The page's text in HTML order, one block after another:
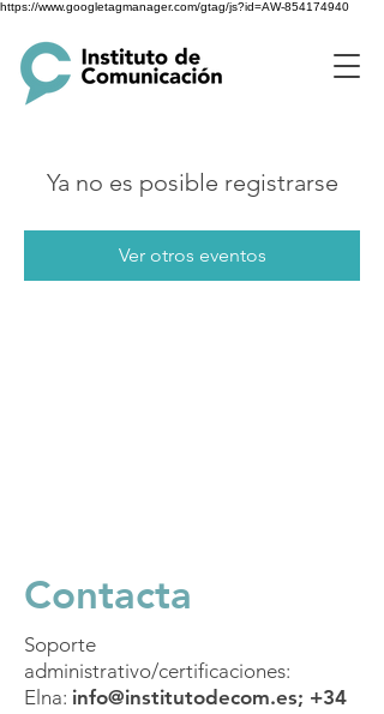
https://www.googletagmanager.com/gtag/js?id=AW-854174940
Ya no es posible registrarse
Ver otros eventos
Contacta
Soporte
administrativo/certificaciones:
Elna: info@institutodecom.es; +34